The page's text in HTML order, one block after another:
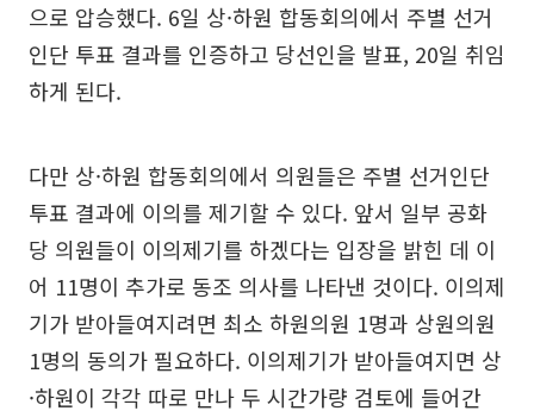
으로 압승했다. 6일 상·하원 합동회의에서 주별 선거
인단 투표 결과를 인증하고 당선인을 발표, 20일 취임
하게 된다.
다만 상·하원 합동회의에서 의원들은 주별 선거인단
투표 결과에 이의를 제기할 수 있다. 앞서 일부 공화
당 의원들이 이의제기를 하겠다는 입장을 밝힌 데 이
어 11명이 추가로 동조 의사를 나타낸 것이다. 이의제
기가 받아들여지려면 최소 하원의원 1명과 상원의원
1명의 동의가 필요하다. 이의제기가 받아들여지면 상
·하원이 각각 따로 만나 두 시간가량 검토에 들어간